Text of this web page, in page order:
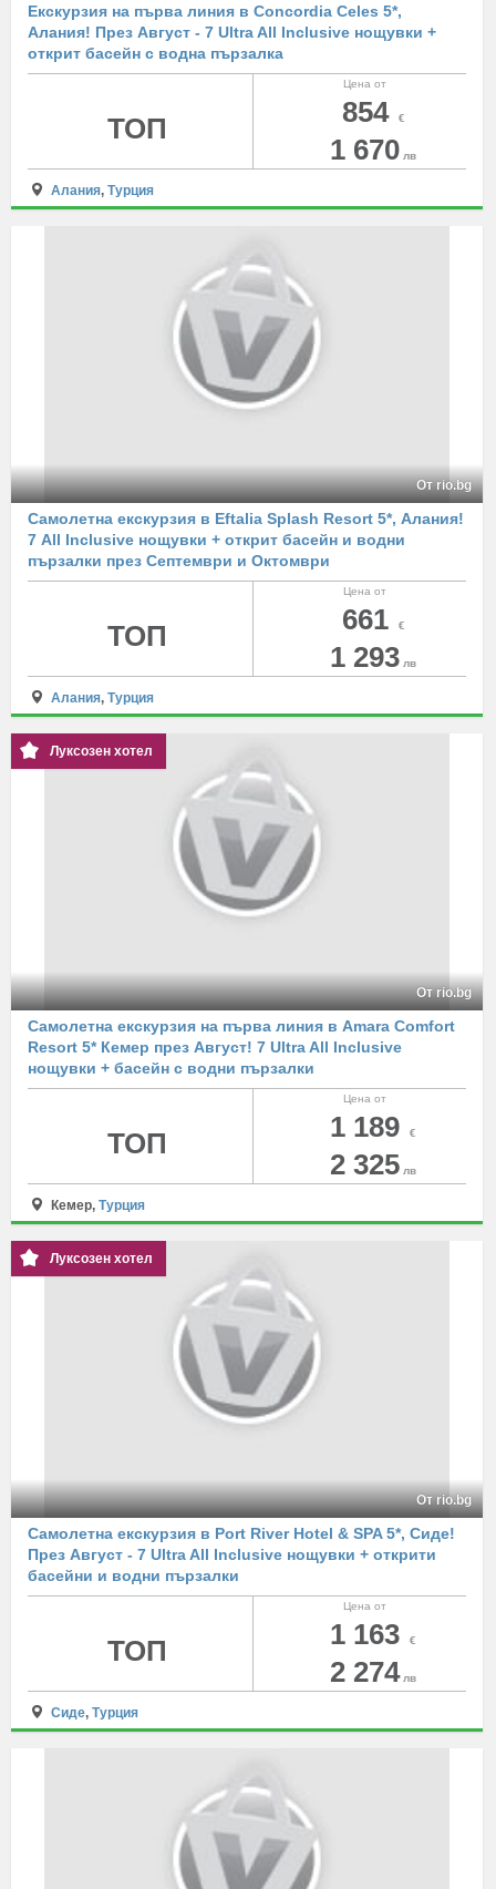
Екскурзия на първа линия в Concordia Celes 5*,
Алания! През Август - 7 Ultra All Inclusive нощувки +
открит басейн с водна пързалка
Цена от
854 €
1 670 лв
ТОП
Алания,Турция
От rio.bg
Самолетна екскурзия в Eftalia Splash Resort 5*, Алания!
7 All Inclusive нощувки + открит басейн и водни
пързалки през Септември и Октомври
Цена от
661 €
1 293 лв
ТОП
Алания,Турция
Луксозен хотел
От rio.bg
Самолетна екскурзия на първа линия в Amara Comfort
Resort 5* Кемер през Август! 7 Ultra All Inclusive
нощувки + басейн с водни пързалки
Цена от
1 189 €
2 325 лв
ТОП
Кемер,Турция
Луксозен хотел
От rio.bg
Самолетна екскурзия в Port River Hotel & SPA 5*, Сиде!
През Август - 7 Ultra All Inclusive нощувки + открити
басейни и водни пързалки
Цена от
1 163 €
2 274 лв
ТОП
Сиде,Турция